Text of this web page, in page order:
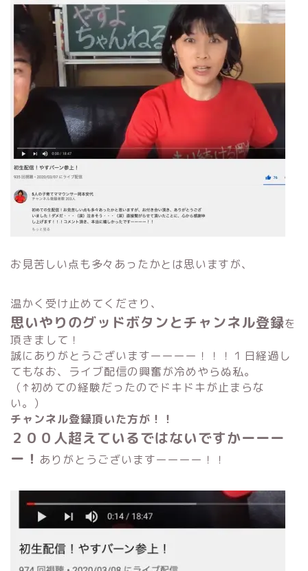
お見苦しい点も多々あったかとは思いますが、
温かく受け止めてくださり、
思いやりのグッドボタンとチャンネル登録を
頂きまして！
誠にありがとうございますーーーー！！！１日経過し
てもなお、ライブ配信の興奮が冷めやらぬ私。
（↑初めての経験だったのでドキドキが止まらな
い。）
チャンネル登録頂いた方が！！
２００人超えているではないですかーーー
ー！ ありがとうございますーーーー！！